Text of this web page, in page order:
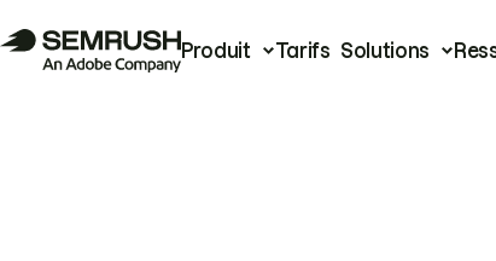
Produit Tarifs Solutions